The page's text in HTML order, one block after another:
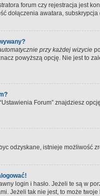
forum czy rejestracja jest
dołączenia awatara,
przy każdej wizycie
powyższą opcję. Nie jest to
Forum” znajdziesz
odzyskane, istnieje
login i hasło. Jeżeli te są w
Jeżeli tak nie jest, to może